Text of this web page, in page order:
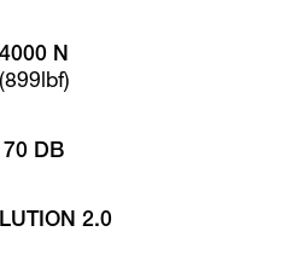
4000 N
(899lbf)
70 DB
2.0